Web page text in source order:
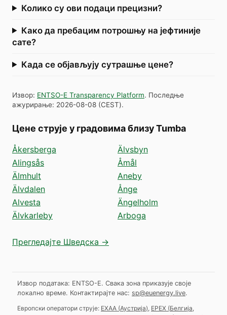
Колико су ови подаци прецизни?
Како да пребацим потрошњу на јефтиније
сате?
Када се објављују сутрашње цене?
Извор: ENTSO-E Transparency Platform. Последње
ажурирање: 2026-08-08 (CEST).
Цене струје у градовима близу Tumba
Åkersberga
Alingsås
Älmhult
Älvdalen
Alvesta
Älvkarleby
Älvsbyn
Åmål
Aneby
Ånge
Ängelholm
Arboga
Прегледајте Шведска →
Извор података: ENTSO-E. Свака зона приказује своје
локално време. Контактирајте нас: sp@euenergy.live.
Европски оператори струје: EXAA (Аустрија) EPEX (Белгија,